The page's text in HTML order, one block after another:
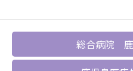
総合病院